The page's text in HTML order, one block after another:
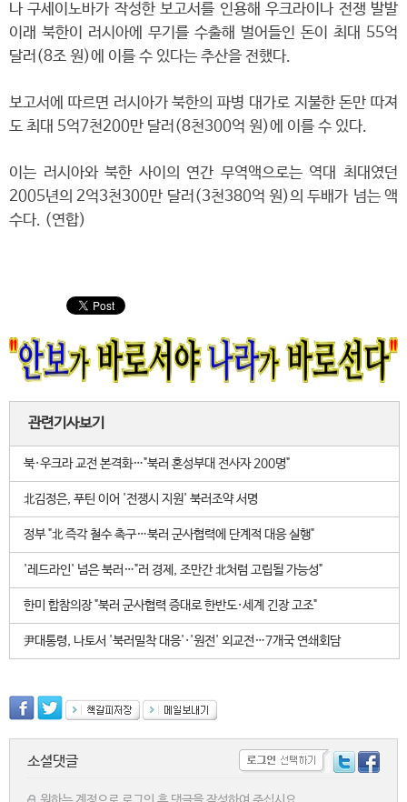
나 구세이노바가 작성한 보고서를 인용해 우크라이나 전쟁 발발
이래 북한이 러시아에 무기를 수출해 벌어들인 돈이 최대 55억
달러(8조 원)에 이를 수 있다는 추산을 전했다.
보고서에 따르면 러시아가 북한의 파병 대가로 지불한 돈만 따져
도 최대 5억7천200만 달러(8천300억 원)에 이를 수 있다.
이는 러시아와 북한 사이의 연간 무역액으로는 역대 최대였던
2005년의 2억3천300만 달러(3천380억 원)의 두배가 넘는 액
수다. (연합)
관련기사보기
북·우크라 교전 본격화…"북러 혼성부대 전사자 200명"
北김정은, 푸틴 이어 '전쟁시 지원' 북러조약 서명
정부 "北 즉각 철수 촉구…북러 군사협력에 단계적 대응 실행"
'레드라인' 넘은 북러…"러 경제, 조만간 北처럼 고립될 가능성"
한미 합참의장 "북러 군사협력 증대로 한반도·세계 긴장 고조"
尹대통령, 나토서 '북러밀착 대응'·'원전' 외교전…7개국 연쇄회담
소셜댓글